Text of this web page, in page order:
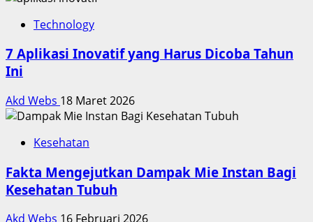
Technology
7 Aplikasi Inovatif yang Harus Dicoba Tahun
Ini
Akd Webs 18 Maret 2026
Kesehatan
Fakta Mengejutkan Dampak Mie Instan Bagi
Kesehatan Tubuh
Akd Webs 16 Februari 2026